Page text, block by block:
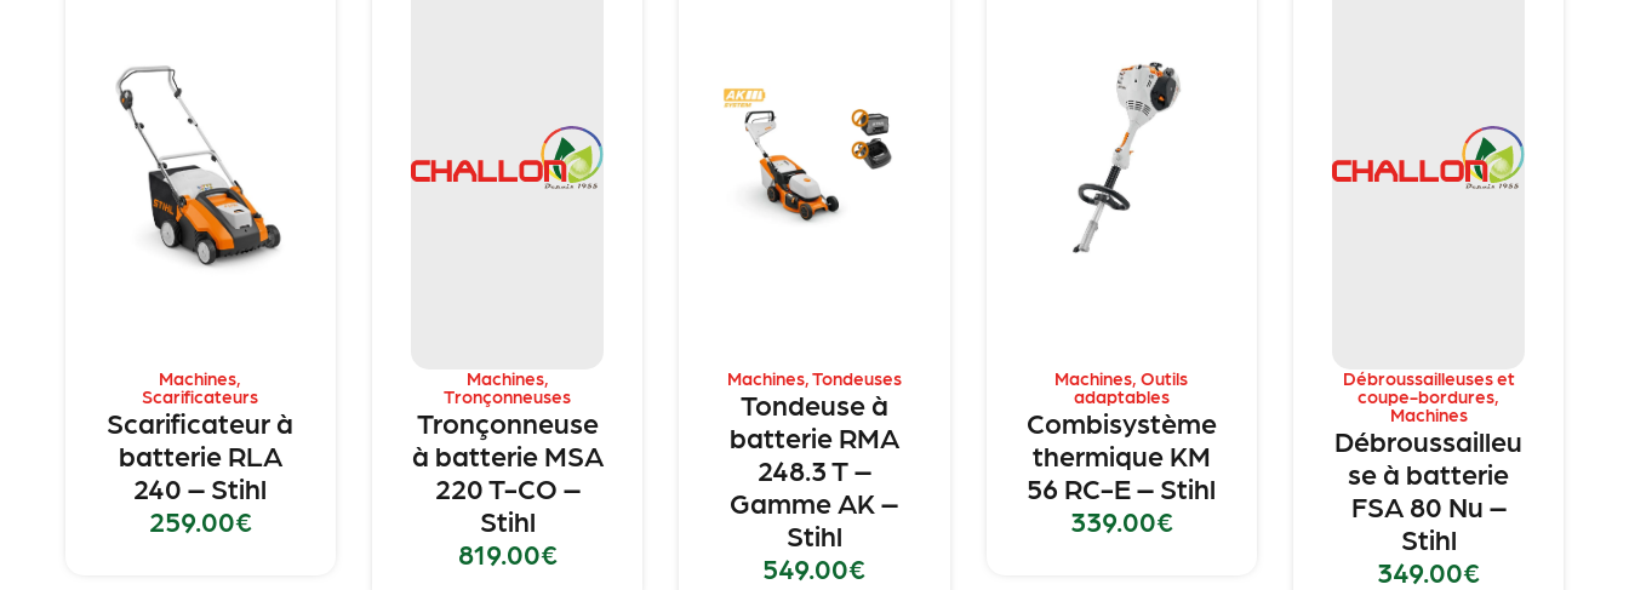
Machines,
Scarificateurs
Scarificateur à
batterie RLA
240 – Stihl
259.00€
Machines,
Tronçonneuses
Tronçonneuse
à batterie MSA
220 T-CO –
Stihl
819.00€
Machines,Tondeuses
Tondeuse à
batterie RMA
248.3 T –
Gamme AK –
Stihl
549.00€
Machines,Outils
adaptables
Combisystème
thermique KM
56 RC-E – Stihl
339.00€
Débroussailleuses et
coupe-bordures,
Machines
Débroussailleu
se à batterie
FSA 80 Nu –
Stihl
349.00€